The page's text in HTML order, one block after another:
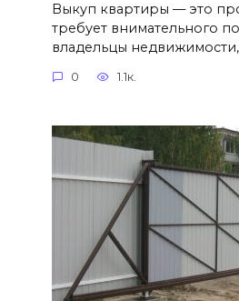
Выкуп квартиры — это
требует внимательного
владельцы недвижимости,
0 1.1к.